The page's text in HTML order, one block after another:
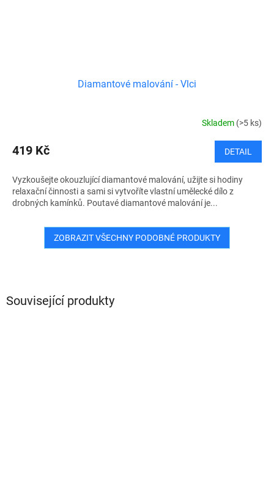
Související produkty
Diamantové malování - Vlci
Skladem (>5 ks)
419 Kč DETAIL
Vyzkoušejte okouzlující diamantové malování, užijte si hodiny
relaxační činnosti a sami si vytvoříte vlastní umělecké dílo z
drobných kamínků. Poutavé diamantové malování je...
ZOBRAZIT VŠECHNY PODOBNÉ PRODUKTY